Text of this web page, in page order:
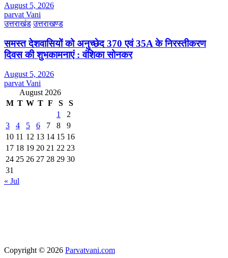
August 5, 2026
parvat Vani
उत्तराखंड उत्तराखण्ड
समस्त देशवासियों को अनुच्छेद 370 एवं 35A के निरस्तीकरण
दिवस की शुभकामनाएं : वंशिका सोनकर
August 5, 2026
parvat Vani
August 2026
M T W T F S
S
1
2
3
4 5 6 7 8
9
10 11 12 13 14 15 16
17 18 19 20 21 22 23
24 25 26 27 28 29 30
31
« Jul
Copyright © 2026 Parvatvani.com